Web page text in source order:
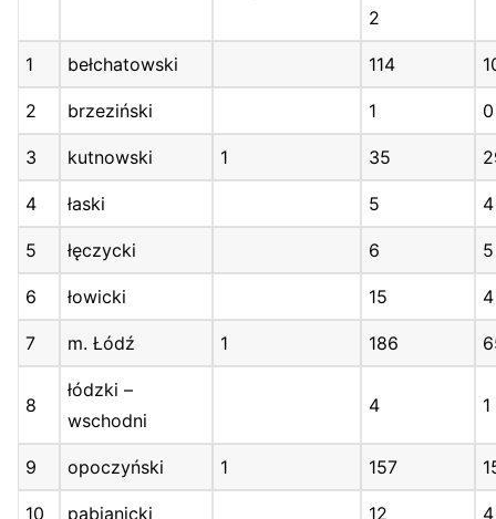
2
1 bełchatowski 114
2 brzeziński 1 0
3 kutnowski 1 35
4 łaski 5 4
5 łęczycki 6 5
6 łowicki 15 4
7 m. Łódź 1 186
8
łódzki –
wschodni
4 1
9 opoczyński 1 157
10 pabianicki 12 4